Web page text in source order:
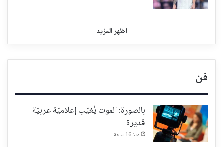
اظهر المزيد
فن
بالصورة: الموت يُغيّب إعلاميّة عربيّة
قديرة
منذ 16 ساعة